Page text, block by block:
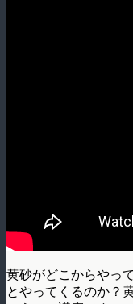
黄砂がどこからやっ
とやってくるのか？